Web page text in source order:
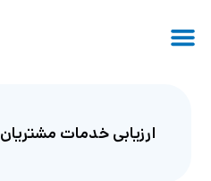
ارزیابی خدمات مشتریان